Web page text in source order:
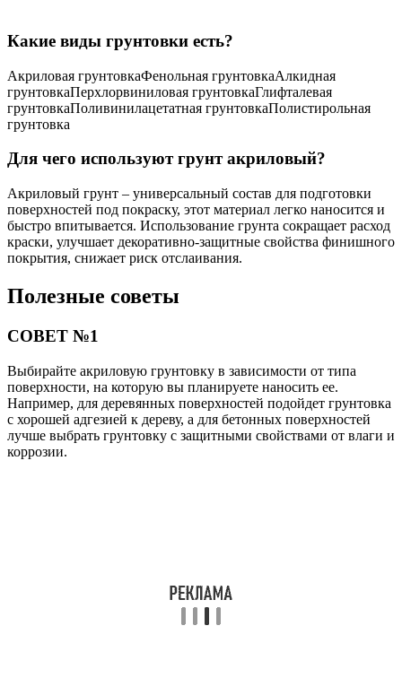
Какие виды грунтовки есть?
Акриловая грунтовкаФенольная грунтовкаАлкидная
грунтовкаПерхлорвиниловая грунтовкаГлифталевая
грунтовкаПоливинилацетатная грунтовкаПолистирольная
грунтовка
Для чего используют грунт акриловый?
Акриловый грунт – универсальный состав для подготовки
поверхностей под покраску, этот материал легко наносится и
быстро впитывается. Использование грунта сокращает расход
краски, улучшает декоративно-защитные свойства финишного
покрытия, снижает риск отслаивания.
Полезные советы
СОВЕТ №1
Выбирайте акриловую грунтовку в зависимости от типа
поверхности, на которую вы планируете наносить ее.
Например, для деревянных поверхностей подойдет грунтовка
с хорошей адгезией к дереву, а для бетонных поверхностей
лучше выбрать грунтовку с защитными свойствами от влаги и
коррозии.